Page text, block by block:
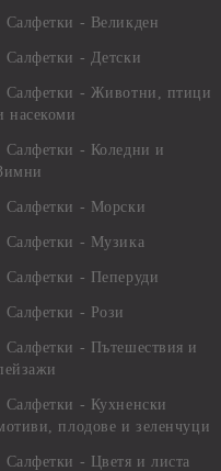
Салфетки - Великден
Салфетки - Детски
Салфетки - Животни, птици
насекоми
Салфетки - Коледни и
Салфетки - Морски
Салфетки - Музика
Салфетки - Пеперуди
Салфетки - Рози
Салфетки - Пътешествия и
Салфетки - Кухненски
плодове и зеленчуци
Салфетки - Цветя и листа